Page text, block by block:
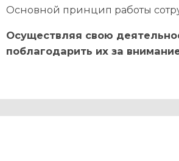
Основной принцип работы
Осуществляя свою
поблагодарить их за